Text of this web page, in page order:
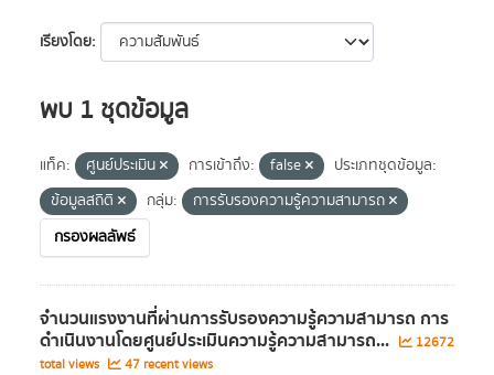
เรียงโดย
พบ 1 ชุดข้อมูล
แท็ค: ศูนย์ประเมิน การเข้าถึง: false
ประเภทชุดข้อมูล:
ข้อมูลสถิติ
กลุ่ม:
การรับรองความรู้ความสามารถ
กรองผลลัพธ์
จำนวนแรงงานที่ผ่านการรับรองความรู้ความสามารถ การ
ดำเนินงานโดยศูนย์ประเมินความรู้ความสามารถ...
12672
total views
47 recent views